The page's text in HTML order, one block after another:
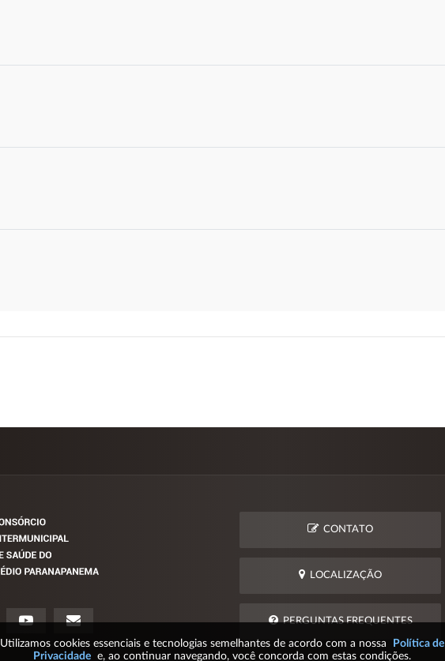
CONTATO
LOCALIZAÇÃO
PERGUNTAS FREQUENTES
Utilizamos cookies essenciais e tecnologias semelhantes de acordo com a nossa
Política de
Privacidadee, ao continuar navegando, você concorda com estas condições.